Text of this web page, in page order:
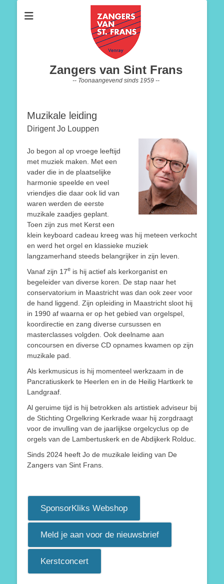
Zangers van Sint Frans
-- Toonaangevend sinds 1959 --
Muzikale leiding
Dirigent Jo Louppen
Jo begon al op vroege leeftijd
met muziek maken. Met een
vader die in de plaatselijke
harmonie speelde en veel
vriendjes die daar ook lid van
waren werden de eerste
muzikale zaadjes geplant.
Toen zijn zus met Kerst een
klein keyboard cadeau kreeg was hij meteen verkocht
en werd het orgel en klassieke muziek
langzamerhand steeds belangrijker in zijn leven.
Vanaf zijn 17e is hij actief als kerkorganist en
begeleider van diverse koren. De stap naar het
conservatorium in Maastricht was dan ook zeer voor
de hand liggend. Zijn opleiding in Maastricht sloot hij
in 1990 af waarna er op het gebied van orgelspel,
koordirectie en zang diverse cursussen en
masterclasses volgden. Ook deelname aan
concoursen en diverse CD opnames kwamen op zijn
muzikale pad.
Als kerkmusicus is hij momenteel werkzaam in de
Pancratiuskerk te Heerlen en in de Heilig Hartkerk te
Landgraaf.
Al geruime tijd is hij betrokken als artistiek adviseur bij
de Stichting Orgelkring Kerkrade waar hij zorgdraagt
voor de invulling van de jaarlijkse orgelcyclus op de
orgels van de Lambertuskerk en de Abdijkerk Rolduc.
Sinds 2024 heeft Jo de muzikale leiding van De
Zangers van Sint Frans.
SponsorKliks Webshop
Meld je aan voor de nieuwsbrief
Kerstconcert